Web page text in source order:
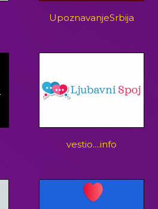
UpoznavanjeSrbija
vestio....info